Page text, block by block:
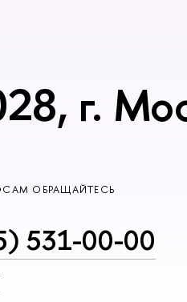
г.
ОБРАЩАЙТЕСЬ
531-00-00